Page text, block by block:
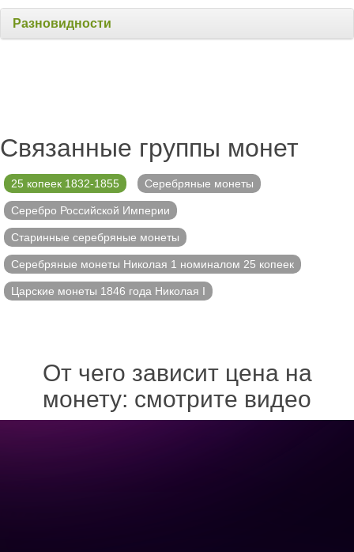
Разновидности
Связанные группы монет
25 копеек 1832-1855 Серебряные монеты
Серебро Российской Империи
Старинные серебряные монеты
Серебряные монеты Николая 1 номиналом 25 копеек
Царские монеты 1846 года Николая I
От чего зависит цена на
монету: смотрите видео